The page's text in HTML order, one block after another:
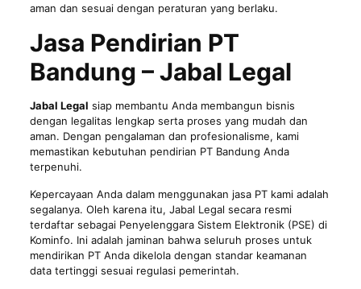
aman dan sesuai dengan peraturan yang berlaku.
Jasa Pendirian PT
Bandung – Jabal Legal
Jabal Legal siap membantu Anda membangun bisnis
dengan legalitas lengkap serta proses yang mudah dan
aman. Dengan pengalaman dan profesionalisme, kami
memastikan kebutuhan pendirian PT Bandung Anda
terpenuhi.
Kepercayaan Anda dalam menggunakan jasa PT kami adalah
segalanya. Oleh karena itu, Jabal Legal secara resmi
terdaftar sebagai Penyelenggara Sistem Elektronik (PSE) di
Kominfo. Ini adalah jaminan bahwa seluruh proses untuk
mendirikan PT Anda dikelola dengan standar keamanan
data tertinggi sesuai regulasi pemerintah.